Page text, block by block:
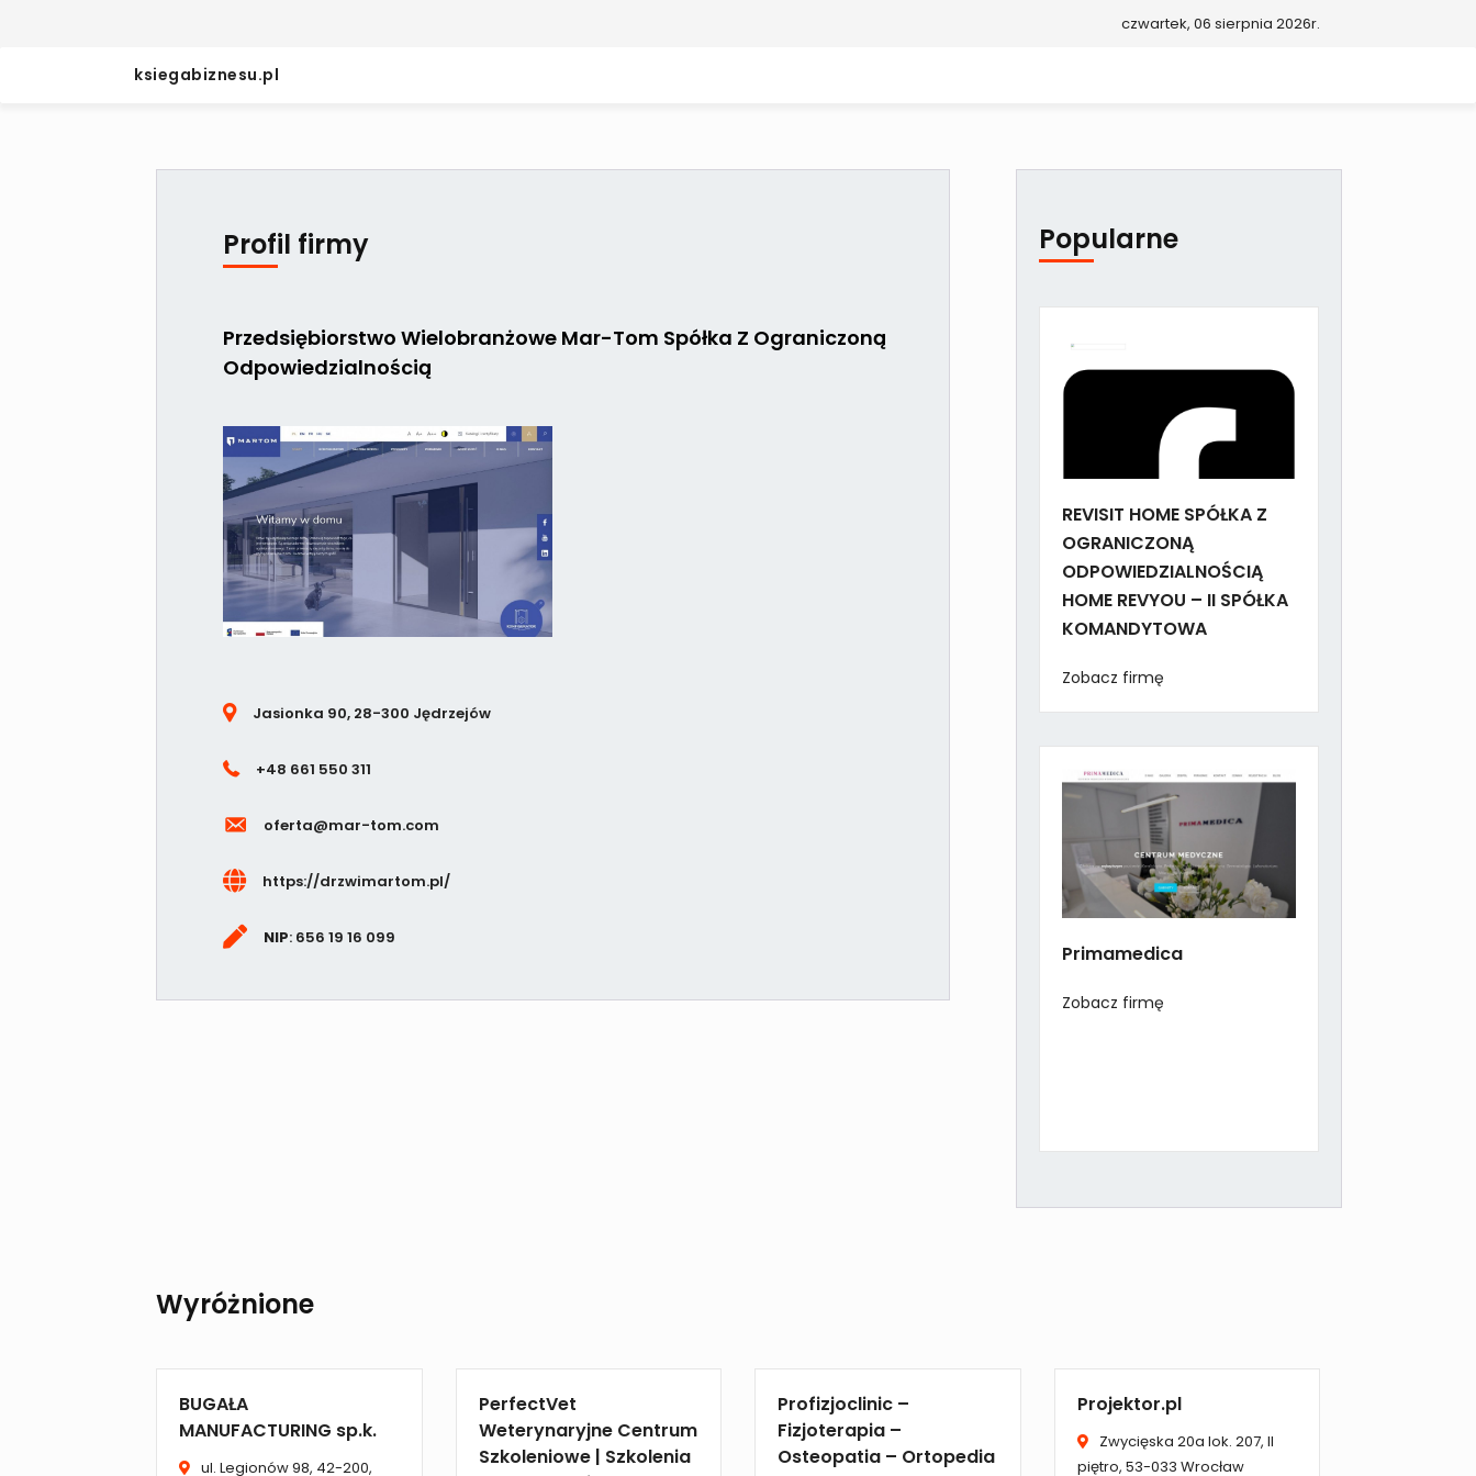
czwartek, 06 sierpnia 2026r.
ksiegabiznesu.pl
Profil firmy
Przedsiębiorstwo Wielobranżowe Mar-Tom Spółka Z Ograniczoną
Odpowiedzialnością
Jasionka 90, 28-300 Jędrzejów
+48 661 550 311
oferta@mar-tom.com
https://drzwimartom.pl/
NIP: 656 19 16 099
Popularne
REVISIT HOME SPÓŁKA Z
OGRANICZONĄ
ODPOWIEDZIALNOŚCIĄ
HOME REVYOU – II SPÓŁKA
KOMANDYTOWA
Zobacz firmę
Primamedica
Zobacz firmę
Wyróżnione
BUGAŁA
MANUFACTURING sp.k.
ul. Legionów 98, 42-200,
PerfectVet
Weterynaryjne Centrum
Szkoleniowe | Szkolenia
Profizjoclinic –
Fizjoterapia –
Osteopatia – Ortopedia
Projektor.pl
Zwycięska 20a lok. 207, II
piętro, 53-033 Wrocław